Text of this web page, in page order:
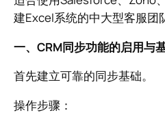
建Excel系统的中大型客服团
一、CRM同步功能的启用与
首先建立可靠的同步基础。
操作步骤：